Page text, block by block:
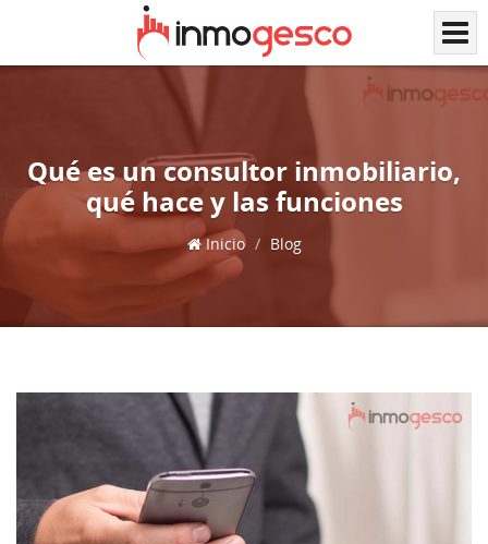
Qué es un consultor inmobiliario,
qué hace y las funciones
Inicio Blog